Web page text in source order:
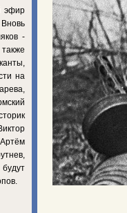
эфир
-
на